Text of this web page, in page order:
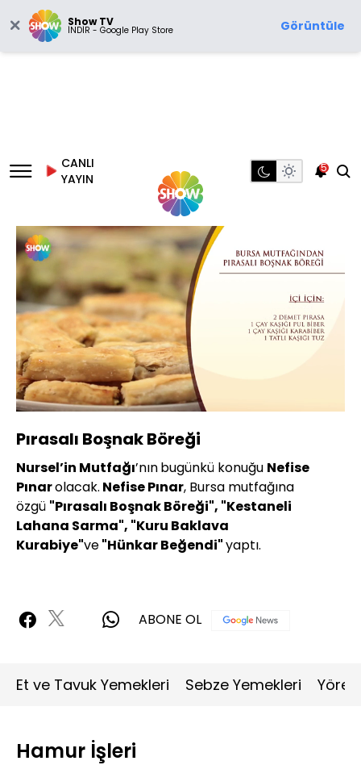
Show TV
İNDİR - Google Play Store Görüntüle
CANLI
YAYIN
5
Sesi
Aç
360P
Yüklendi:
3.98%
Hızı
Pırasalı Boşnak Böreği
Nursel’in Mutfağı’nınbugünkü konuğu Nefise
Pınarolacak. Nefise Pınar, Bursa mutfağına
özgü "Pırasalı Boşnak Böreği", "Kestaneli
Lahana Sarma", "Kuru Baklava
Kurabiye"ve"Hünkar Beğendi"yaptı.
ABONE OL
Et ve Tavuk Yemekleri Sebze Yemekleri
Hamur İşleri